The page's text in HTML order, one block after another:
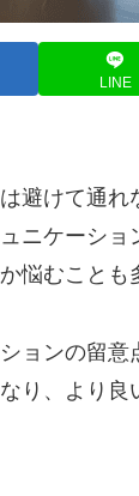
LINE
避けて通
ニケーシ
悩むことも
ョンの留
り、より良